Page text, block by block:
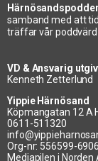
samband med att
träffar vår poddvärd
VD & Ansvarig
Kenneth Zetterlund
Yippie Härnösand
Köpmangatan 12 A
0611-511320
Org-nr: 556599-6906
Mediapilen i Norden